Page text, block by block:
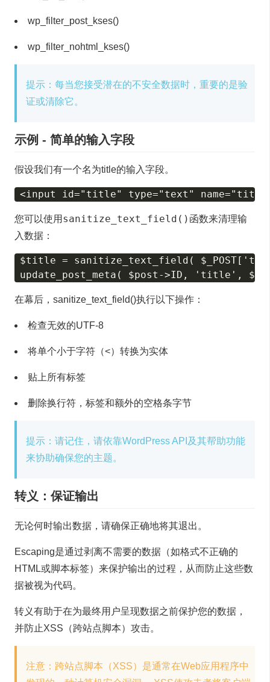
wp_filter_post_kses()
wp_filter_nohtml_kses()
提示：每当您接受潜在的不安全数据时，重要的是验
证或清除它。
示例 - 简单的输入字段
假设我们有一个名为title的输入字段。
您可以使用 sanitize_text_field() 函数来清理输
入数据：
$title = sanitize_text_field(
在幕后，sanitize_text_field()执行以下操作：
检查无效的UTF-8
将单个小于字符（<）转换为实体
贴上所有标签
删除换行符，标签和额外的空格条字节
提示：请记住，请依靠WordPress API及其帮助功能
来协助确保您的主题。
转义：保证输出
无论何时输出数据，请确保正确地将其退出。
Escaping是通过剥离不需要的数据（如格式不正确的
HTML或脚本标签）来保护输出的过程，从而防止这些数
据被视为代码。
转义有助于在为最终用户呈现数据之前保护您的数据，
并防止XSS（跨站点脚本）攻击。
注意：跨站点脚本（XSS）是通常在Web应用程序中